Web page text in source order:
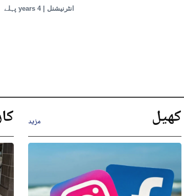
انٹرنیشنل | 4 years پہلے
کھیل مزید